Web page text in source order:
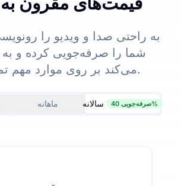
به راحتی صدا و ویدیو را
شما را صرفه‌جویی کرده و
می‌کند بر روی موارد مهم تمرکز کنید.
ماهانه سالانه صرفه‌جویی 40%